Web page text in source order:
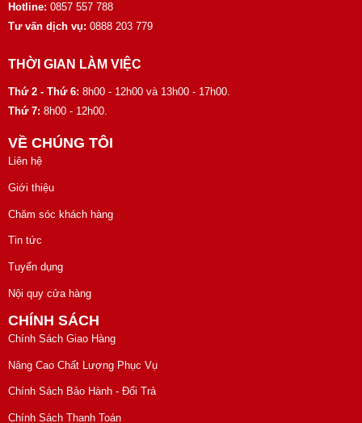
Hotline: 0857 557 788
Tư vấn dịch vụ: 0888 203 779
THỜI GIAN LÀM VIỆC
Thứ 2 - Thứ 6: 8h00 - 12h00 và 13h00 - 17h00.
Thứ 7: 8h00 - 12h00.
VỀ CHÚNG TÔI
Liên hệ
Giới thiệu
Chăm sóc khách hàng
Tin tức
Tuyển dụng
Nội quy cửa hàng
CHÍNH SÁCH
Chính Sách Giao Hàng
Nâng Cao Chất Lượng Phục Vụ
Chính Sách Bảo Hành - Đổi Trả
Chính Sách Thanh Toán